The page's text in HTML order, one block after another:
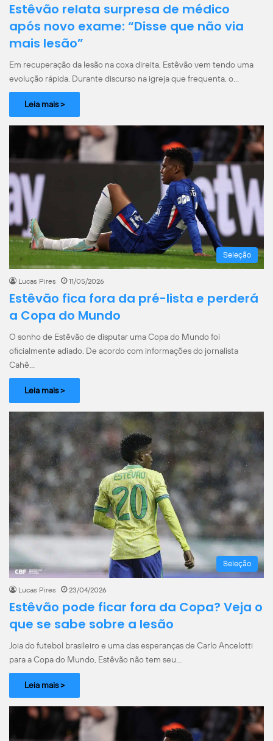
Estêvão relata surpresa de médico
após novo exame: “Disse que não via
mais lesão”
Em recuperação da lesão na coxa direita, Estêvão vem tendo uma
evolução rápida. Durante discurso na igreja que frequenta, o…
Leia mais >
Seleção
Lucas Pires 11/05/2026
Estêvão fica fora da pré-lista e perderá
a Copa do Mundo
O sonho de Estêvão de disputar uma Copa do Mundo foi
oficialmente adiado. De acordo com informações do jornalista
Cahê…
Leia mais >
Seleção
Lucas Pires 23/04/2026
Estêvão pode ficar fora da Copa? Veja o
que se sabe sobre a lesão
Joia do futebol brasileiro e uma das esperanças de Carlo Ancelotti
para a Copa do Mundo, Estêvão não tem seu…
Leia mais >